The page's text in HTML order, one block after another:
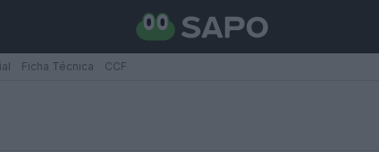
Ficha Técnica CCF